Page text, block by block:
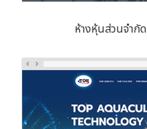
ห้างหุ้นส่วนจำกั